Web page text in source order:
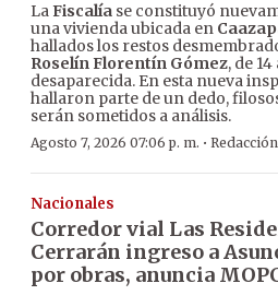
LaFiscalía se constituyó
una vivienda ubicada en
hallados los restos
Roselín Florentín Gómez, de
desaparecida. En esta nueva
hallaron parte de un dedo,
serán sometidos a análisis.
Agosto 7, 2026 07:06 p. m. ·
Nacionales
Corredor vial Las
Cerrarán ingreso a
por obras, anuncia